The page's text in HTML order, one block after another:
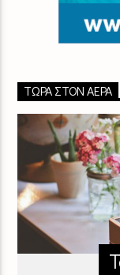
ΤΏΡΑ ΣΤΟΝ ΑΈΡΑ